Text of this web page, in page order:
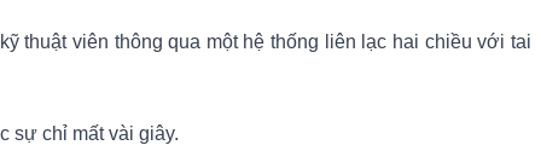
thuật viên thông qua một hệ thống liên lạc hai chiều với tai
sự chỉ mất vài giây.